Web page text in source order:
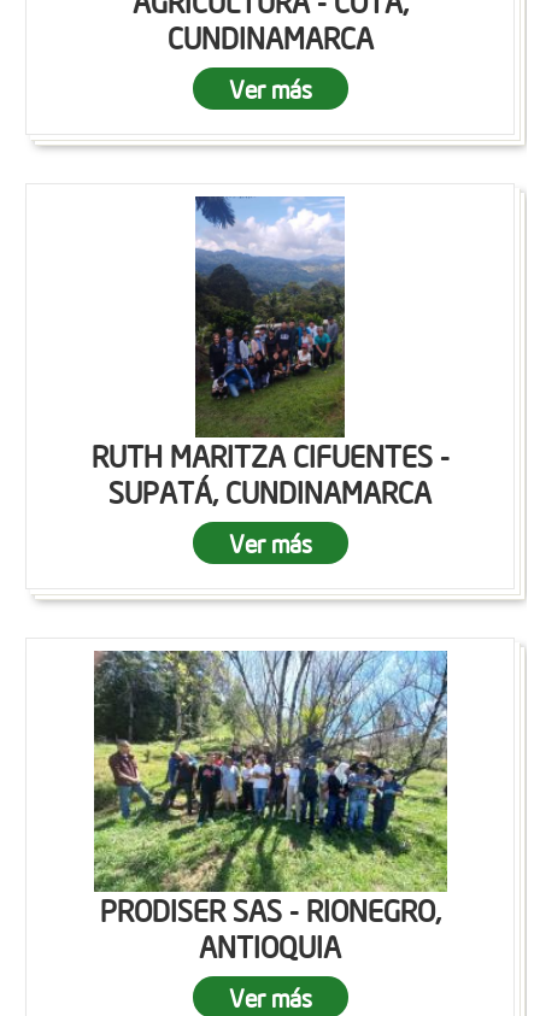
CUNDINAMARCA
Ver más
RUTH MARITZA CIFUENTES -
SUPATÁ, CUNDINAMARCA
Ver más
PRODISER SAS - RIONEGRO,
ANTIOQUIA
Ver más